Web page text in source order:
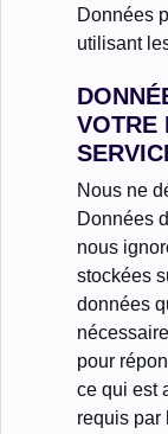
Données
utilisant
VOTRE
Nous ne
Données
nous
stockées
données
pour
ce qui est
requis par